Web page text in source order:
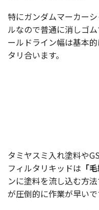
特にガンダムマーカー
ルなので普通に消しゴ
ールドライン幅は基本
タリ合います。
タミヤスミ入れ塗料や
フィルタリキッドは 「
ンに塗料を流し込む方
が圧倒的に作業が早いで